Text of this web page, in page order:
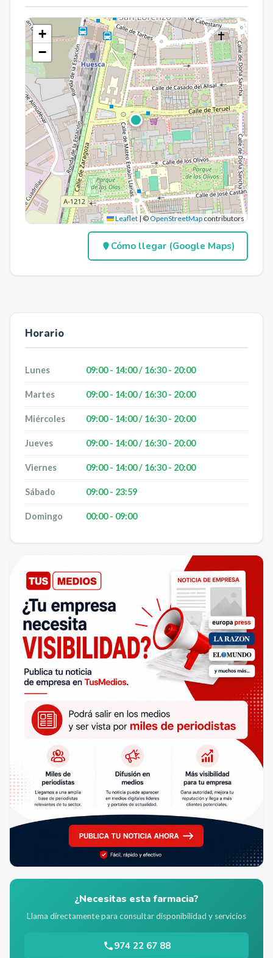
+
−
Leaflet | ©OpenStreetMapcontributors
Cómo llegar (Google Maps)
Horario
Lunes 09:00 - 14:00 / 16:30 - 20:00
Martes 09:00 - 14:00 / 16:30 - 20:00
Miércoles 09:00 - 14:00 / 16:30 - 20:00
Jueves 09:00 - 14:00 / 16:30 - 20:00
Viernes 09:00 - 14:00 / 16:30 - 20:00
Sábado 09:00 - 23:59
Domingo 00:00 - 09:00
¿Necesitas esta farmacia?
Llama directamente para consultar disponibilidad y servicios
974 22 67 88